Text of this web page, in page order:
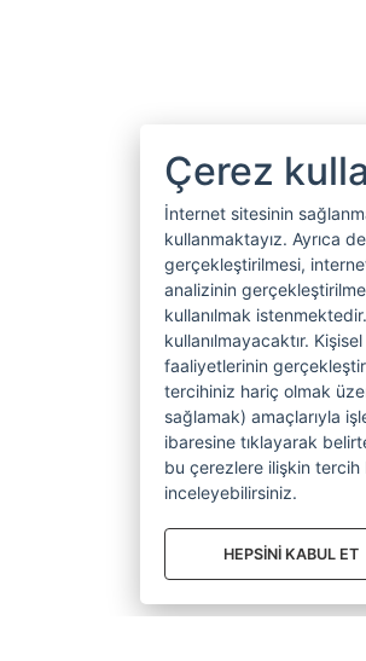
Çerez
İnternet sitesinin
kullanmaktayız. Ayrıca
gerçekleştirilmesi,
analizinin
kullanılmak
kullanılmayacaktır.
faaliyetlerinin
tercihiniz hariç olmak
sağlamak) amaçlarıyla
ibaresine tıklayarak
bu çerezlere ilişkin tercih
inceleyebilirsiniz.
HEPSİNİ KABUL ET